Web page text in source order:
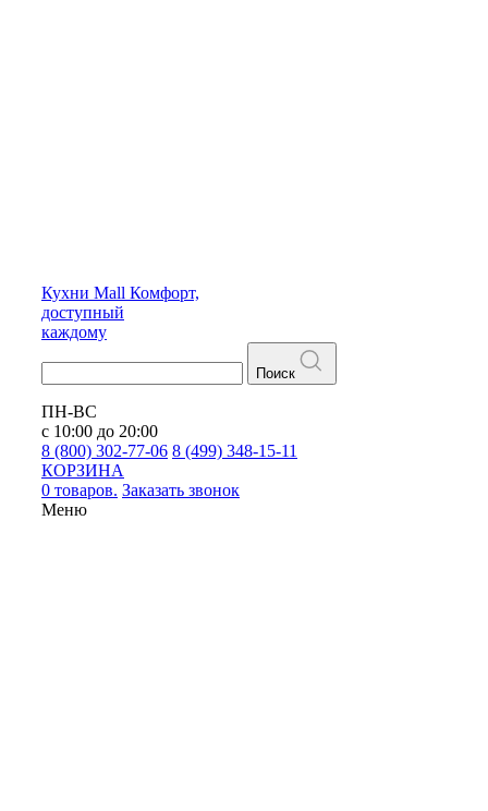
Кухни Mall Комфорт,
доступный
каждому
Поиск
ПН-ВС
с 10:00 до 20:00
8 (800) 302-77-06 8 (499) 348-15-11
КОРЗИНА
0 товаров. Заказать звонок
Меню